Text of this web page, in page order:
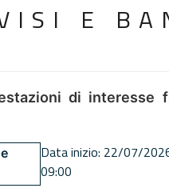
E
di interesse
Data inizio: 22/07/
09:00